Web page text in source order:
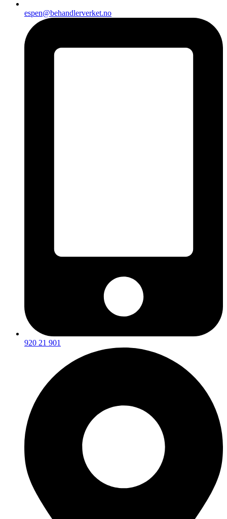
espen@behandlerverket.no
920 21 901